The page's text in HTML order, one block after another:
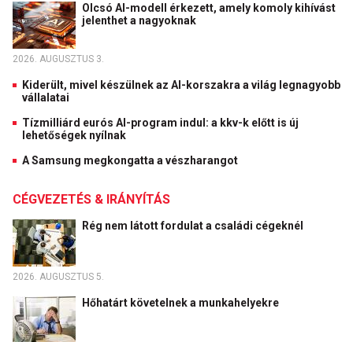
Olcsó AI-modell érkezett, amely komoly kihívást
jelenthet a nagyoknak
2026. AUGUSZTUS 3.
Kiderült, mivel készülnek az AI-korszakra a világ legnagyobb
vállalatai
Tízmilliárd eurós AI-program indul: a kkv-k előtt is új
lehetőségek nyílnak
A Samsung megkongatta a vészharangot
CÉGVEZETÉS & IRÁNYÍTÁS
Rég nem látott fordulat a családi cégeknél
2026. AUGUSZTUS 5.
Hőhatárt követelnek a munkahelyekre